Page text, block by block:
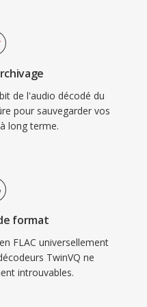
la confiance de
codec. Trois atouts
complète bit à
Ensuite, les
les commentaires
source signifie
développeurs et
de l'audio décodé du
pour sauvegarder vos
long terme.
format
FLAC universellement
TwinVQ ne
introuvables.